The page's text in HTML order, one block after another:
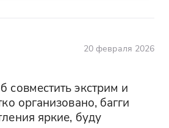
20 февраля 2026
совместить экстрим и
организовано, багги
яркие, буду